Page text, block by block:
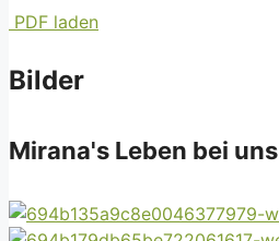
PDF laden
Bilder
Mirana's Leben bei uns